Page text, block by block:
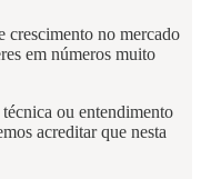
crescimento no mercado
em números muito
ou entendimento
acreditar que nesta